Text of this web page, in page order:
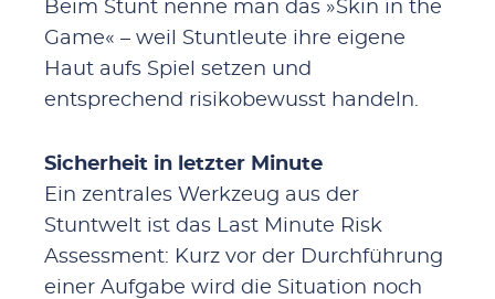
Beim Stunt nenne man das »Skin in the
Game« – weil Stuntleute ihre eigene
Haut aufs Spiel setzen und
entsprechend risikobewusst handeln.
Sicherheit in letzter Minute
Ein zentrales Werkzeug aus der
Stuntwelt ist das Last Minute Risk
Assessment: Kurz vor der Durchführung
einer Aufgabe wird die Situation noch